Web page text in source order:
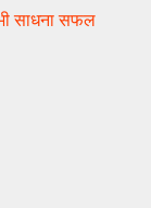
साधना सफल